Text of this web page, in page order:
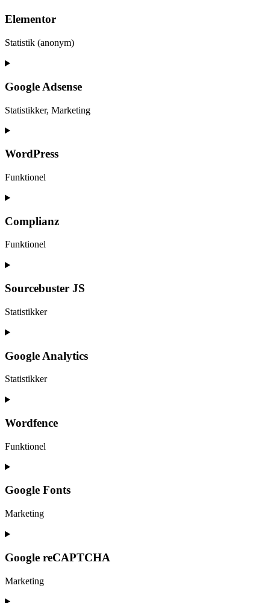
Elementor
Statistik (anonym)
Consent
service
elementor
Google Adsense
Statistikker, Marketing
Consent
service
adsense
WordPress
Funktionel
Consent
service
wordpress
Complianz
Funktionel
Consent
service
Sourcebuster JS
Statistikker
Consent
service
sourcebuster-
js
Google Analytics
Statistikker
Consent
service
analytics
Wordfence
Funktionel
Consent
service
wordfence
Google Fonts
Marketing
Consent
service
google-
fonts
Google reCAPTCHA
Marketing
Consent